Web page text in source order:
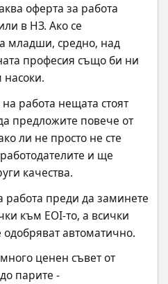
оферта за работа
в НЗ. Ако се
младши, средно, над
професия също би ни
работа нещата стоят
предложите повече от
ли не просто не сте
и ще
качества.
работа преди да заминете
към EOI-то, а всички
автоматично.
ценен съвет от
парите -